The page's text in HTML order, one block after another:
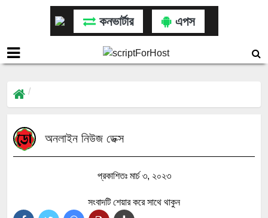
কনভার্টার এপস
অনলাইন নিউজ ডেক্স
প্রকাশিতঃ মার্চ ৩, ২০২৩
সংবাদটি শেয়ার করে সাথে থাকুন